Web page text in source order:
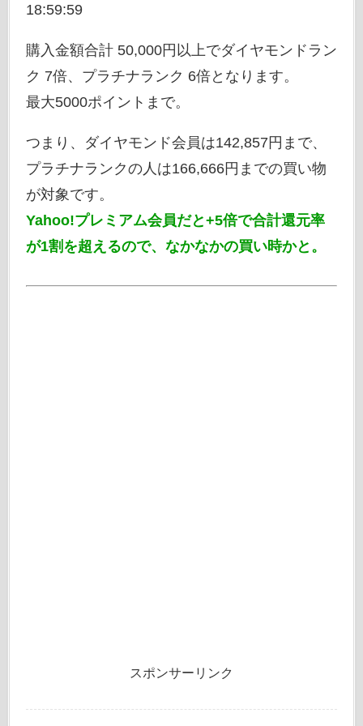
18:59:59
購入金額合計 50,000円以上でダイヤモンドラン
ク 7倍、プラチナランク 6倍となります。
最大5000ポイントまで。
つまり、ダイヤモンド会員は142,857円まで、
プラチナランクの人は166,666円までの買い物
が対象です。
Yahoo!プレミアム会員だと+5倍で合計還元率
が1割を超えるので、なかなかの買い時かと。
スポンサーリンク